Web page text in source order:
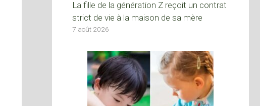
La fille de la génération Z reçoit un contrat
strict de vie à la maison de sa mère
7 août 2026